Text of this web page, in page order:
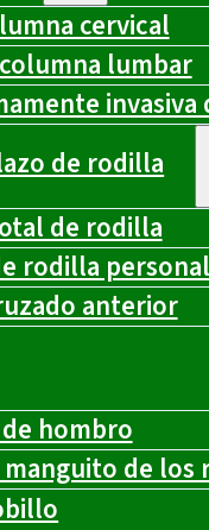
cervical
lumbar
de rodilla
de rodilla
rodilla
anterior
hombro
de los